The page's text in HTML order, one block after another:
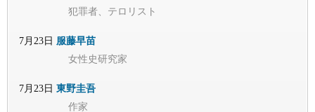
犯罪者、テロリスト
7月23日 服藤早苗
女性史研究家
7月23日 東野圭吾
作家